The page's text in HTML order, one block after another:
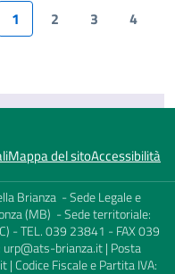
1 2 3 4
Mappa del sitoAccessibilità
Brianza - Sede Legale e
(MB) - Sede territoriale:
- TEL. 039 23841 - FAX 039
urp@ats-brianza.it| Posta
| Codice Fiscale e Partita IVA: